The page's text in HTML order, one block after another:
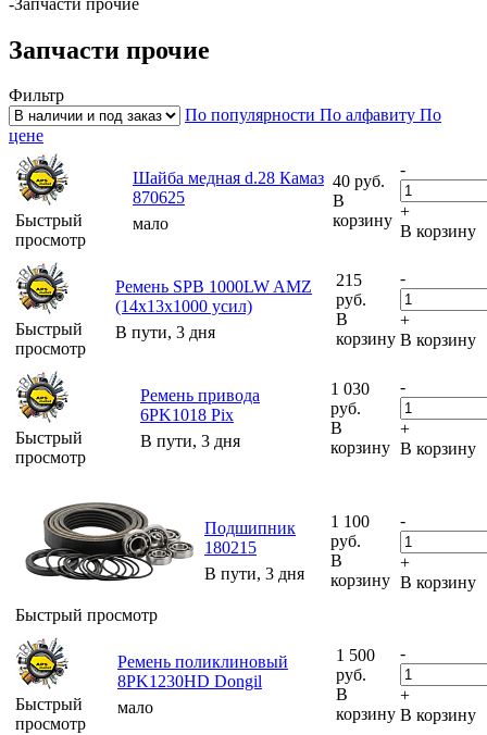
Запчасти прочие
Фильтр
По популярности По алфавиту По
цене
Быстрый
просмотр
Шайба медная d.28 Камаз
870625
мало
40 руб.
В
корзину
-
+
В корзину
Быстрый
просмотр
Ремень SPB 1000LW AMZ
(14х13х1000 усил)
В пути, 3 дня
215
руб.
В
корзину
-
+
В корзину
Быстрый
просмотр
Ремень привода
6PK1018 Pix
В пути, 3 дня
1 030
руб.
В
корзину
-
+
В корзину
Быстрый просмотр
Подшипник
180215
В пути, 3 дня
1 100
руб.
В
корзину
-
+
В корзину
Быстрый
просмотр
Ремень поликлиновый
8PK1230HD Dongil
мало
1 500
руб.
В
корзину
-
+
В корзину